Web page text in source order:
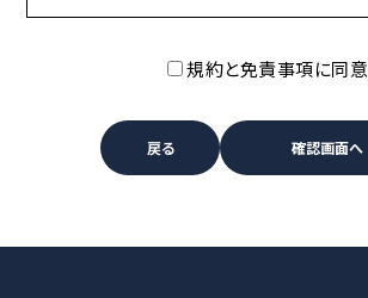
規約と免責事項に同意